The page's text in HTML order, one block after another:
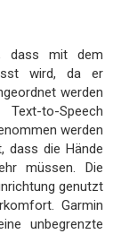
dass mit dem
wird, da er
werden
to-Speech
werden
dass die Hände
müssen. Die
genutzt
Garmin
unbegrenzte